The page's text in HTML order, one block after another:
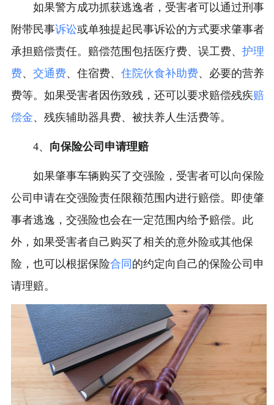
如果警方成功抓获逃逸者，受害者可以通过刑事
附带民事诉讼或单独提起民事诉讼的方式要求肇事者
承担赔偿责任。赔偿范围包括医疗费、误工费、 护理
费、 交通费、住宿费、 住院伙食补助费、必要的营养
费等。如果受害者因伤致残，还可以要求赔偿残疾赔
偿金、残疾辅助器具费、被扶养人生活费等。
4、 向保险公司申请理赔
如果肇事车辆购买了交强险，受害者可以向保险
公司申请在交强险责任限额范围内进行赔偿。即使肇
事者逃逸，交强险也会在一定范围内给予赔偿。此
外，如果受害者自己购买了相关的意外险或其他保
险，也可以根据保险合同 的约定向自己的保险公司申
请理赔。